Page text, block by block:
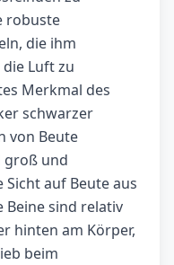
robuste
die ihm
Luft zu
Merkmal des
schwarzer
von Beute
groß und
auf Beute aus
sind relativ
hinten am Körper,
beim